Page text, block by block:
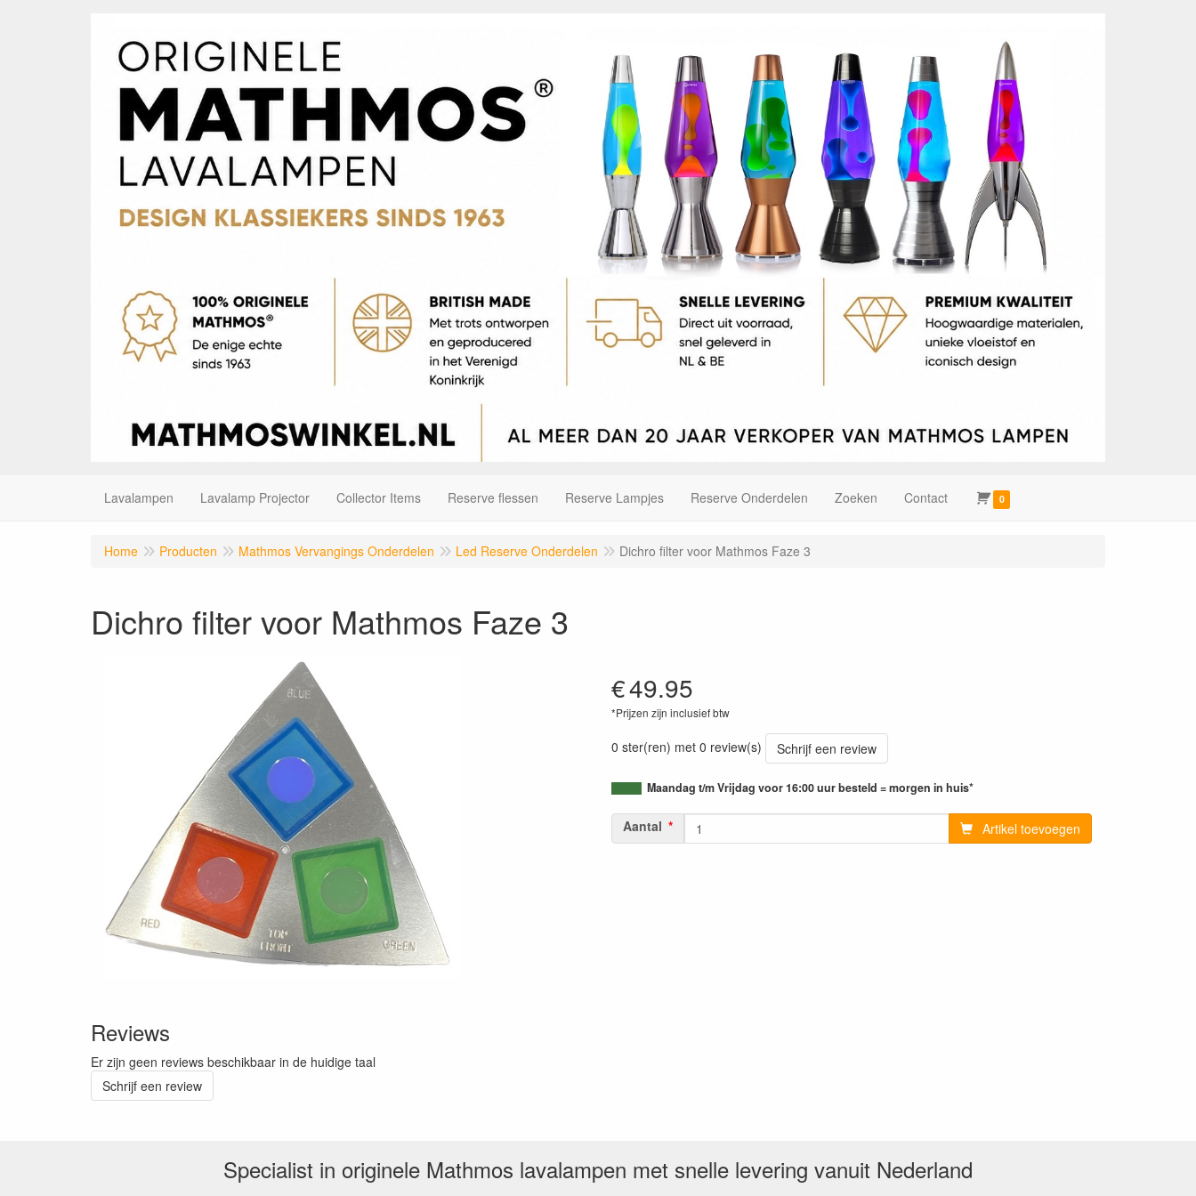
Lavalampen Lavalamp Projector Collector Items Reserve flessen Reserve Lampjes Reserve Onderdelen Zoeken Contact 0
Home Producten Mathmos Vervangings Onderdelen Led Reserve Onderdelen Dichro filter voor Mathmos Faze 3
Dichro filter voor Mathmos Faze 3
€49.95
*Prijzen zijn inclusief btw
0 ster(ren) met 0 review(s) Schrijf een review
Maandag t/m Vrijdag voor 16:00 uur besteld = morgen in huis*
Aantal Artikel toevoegen
Reviews
Er zijn geen reviews beschikbaar in de huidige taal
Schrijf een review
Specialist in originele Mathmos lavalampen met snelle levering vanuit Nederland